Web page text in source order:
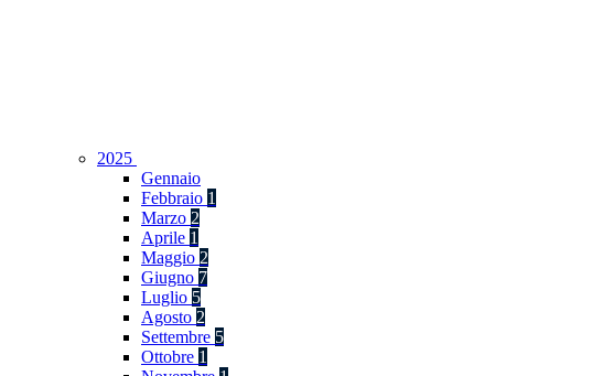
2025
Gennaio
Febbraio 1
Marzo 2
Aprile 1
Maggio 2
Giugno 7
Luglio 5
Agosto 2
Settembre 5
Ottobre 1